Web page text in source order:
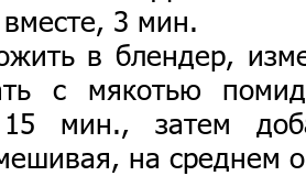
вместе, 3 мин.
в блендер,
с мякотью
15 мин., затем
на среднем